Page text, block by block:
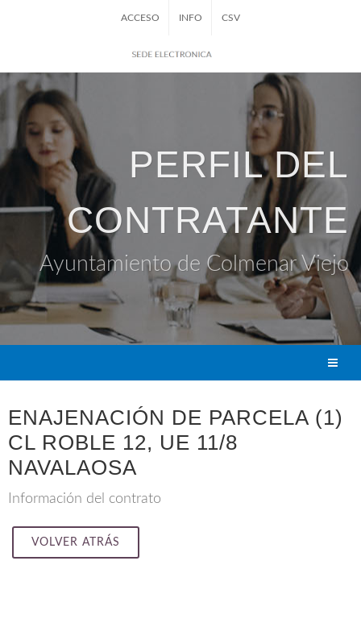
ACCESO INFO CSV
PERFIL DEL
CONTRATANTE
Ayuntamiento de Colmenar Viejo
ENAJENACIÓN DE PARCELA (1)
CL ROBLE 12, UE 11/8
NAVALAOSA
Información del contrato
VOLVER ATRÁS